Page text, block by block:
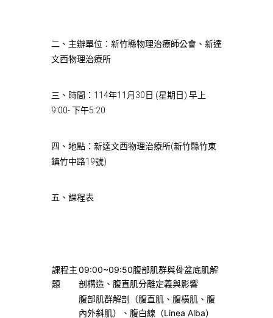
二、主辦單位：新竹縣物理治療師公會、新達
文西物理治療所
三、時間：114年11月30日 (星期日) 早上
9:00- 下午5:20
四、地點：新達文西物理治療所(新竹縣竹東
鎮竹中路19號)
五、課程表
課程主
題
09:00~09:50腹部肌群與骨盆底肌解
剖構造、腹直肌分離定義與影響
腹部肌群解剖（腹直肌、腹橫肌、腹
內外斜肌）、腹白線（Linea Alba）